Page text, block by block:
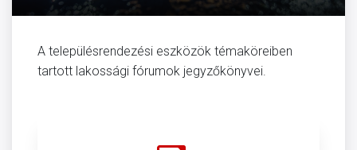
A településrendezési eszközök témaköreiben
tartott lakossági fórumok jegyzőkönyvei.